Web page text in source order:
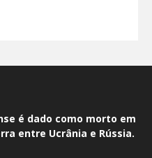
é dado como morto em
entre Ucrânia e Rússia.